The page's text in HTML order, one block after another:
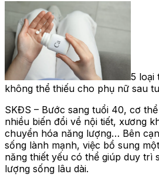
5 loại
không thể thiếu cho phụ nữ sau
SKĐS – Bước sang tuổi 40, cơ
nhiều biến đổi về nội tiết, xương
chuyển hóa năng lượng… Bên
sống lành mạnh, việc bổ sung
năng thiết yếu có thể giúp duy trì
lượng sống lâu dài.